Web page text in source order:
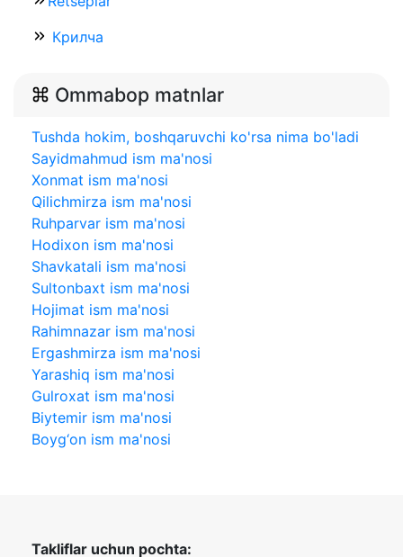
Крилча
Ommabop matnlar
Tushda hokim, boshqaruvchi ko'rsa nima bo'ladi
Sayidmahmud ism ma'nosi
Xonmat ism ma'nosi
Qilichmirza ism ma'nosi
Ruhparvar ism ma'nosi
Hodixon ism ma'nosi
Shavkatali ism ma'nosi
Sultonbaxt ism ma'nosi
Hojimat ism ma'nosi
Rahimnazar ism ma'nosi
Ergashmirza ism ma'nosi
Yarashiq ism ma'nosi
Gulroxat ism ma'nosi
Biytemir ism ma'nosi
Boyg‘on ism ma'nosi
Takliflar uchun pochta: